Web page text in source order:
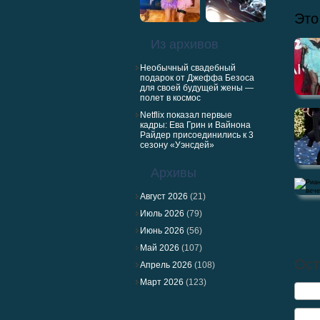
Из архивов
Необычный свадебный
подарок от Джеффа Безоса
для своей будущей жены —
полет в космос
Netflix показал первые
кадры: Ева Грин и Вайнона
Райдер присоединились к 3
сезону «Уэнсдей»
Архивы
Август 2026 (21)
Июль 2026 (79)
Июнь 2026 (56)
Май 2026 (107)
Апрель 2026 (108)
Март 2026 (123)